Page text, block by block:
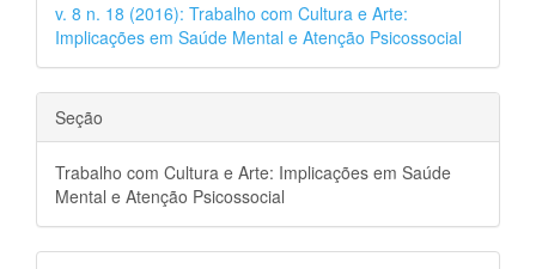
v. 8 n. 18 (2016): Trabalho com Cultura e Arte:
Implicações em Saúde Mental e Atenção Psicossocial
Seção
Trabalho com Cultura e Arte: Implicações em Saúde
Mental e Atenção Psicossocial